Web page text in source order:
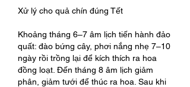
Xử lý cho quả chín đúng Tết
Khoảng tháng 6–7 âm lịch tiến hành đảo
quất: đào bứng cây, phơi nắng nhẹ 7–10
ngày rồi trồng lại để kích thích ra hoa
đồng loạt. Đến tháng 8 âm lịch giảm
phân, giảm tưới để thúc ra hoa. Sau khi